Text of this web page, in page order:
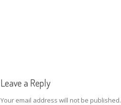
Leave a Reply
Your email address will not be published.